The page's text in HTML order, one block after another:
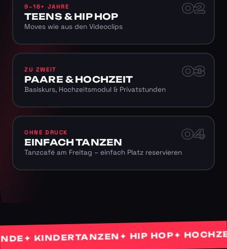
02
9–16+ JAHRE
TEENS & HIP HOP
Moves wie aus den Videoclips
03
ZU ZWEIT
PAARE & HOCHZEIT
Basiskurs, Hochzeitsmodul & Privatstunden
04
OHNE DRUCK
EINFACH TANZEN
Tanzcafé am Freitag – einfach Platz reservieren
✦ KINDERTANZEN✦ HIP HOP✦